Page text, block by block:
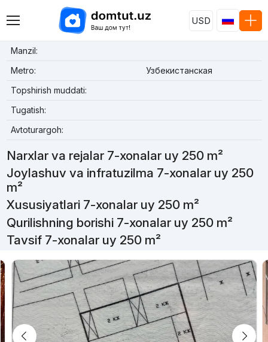
USD
Manzil:
Metro:
Узбекистанская
Topshirish muddati:
Tugatish:
Avtoturargoh:
Narxlar va rejalar 7-xonalar uy 250 m²
Joylashuv va infratuzilma 7-xonalar uy 250
m²
Xususiyatlari 7-xonalar uy 250 m²
Qurilishning borishi 7-xonalar uy 250 m²
Tavsif 7-xonalar uy 250 m²